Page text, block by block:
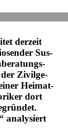
derzeit
Sus­
der Zivil­ge­
Hei­mat­
dort
“ ana­ly­siert